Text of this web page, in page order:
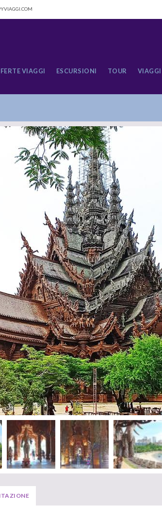
VIAGGI ESCURSIONI TOUR